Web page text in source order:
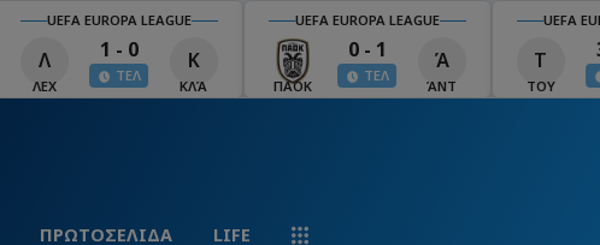
UEFA EUROPA LEAGUE
Λ
ΛΕΧ
1 - 0
ΤΕΛ
Κ
ΚΛΆ
UEFA EUROPA LEAGUE
ΠΑΟΚ
0 - 1
ΤΕΛ
Ά
ΆΝΤ
UEFA
Τ
ΤΟΥ
ΠΡΩΤΟΣΕΛΙΔΑ LIFE